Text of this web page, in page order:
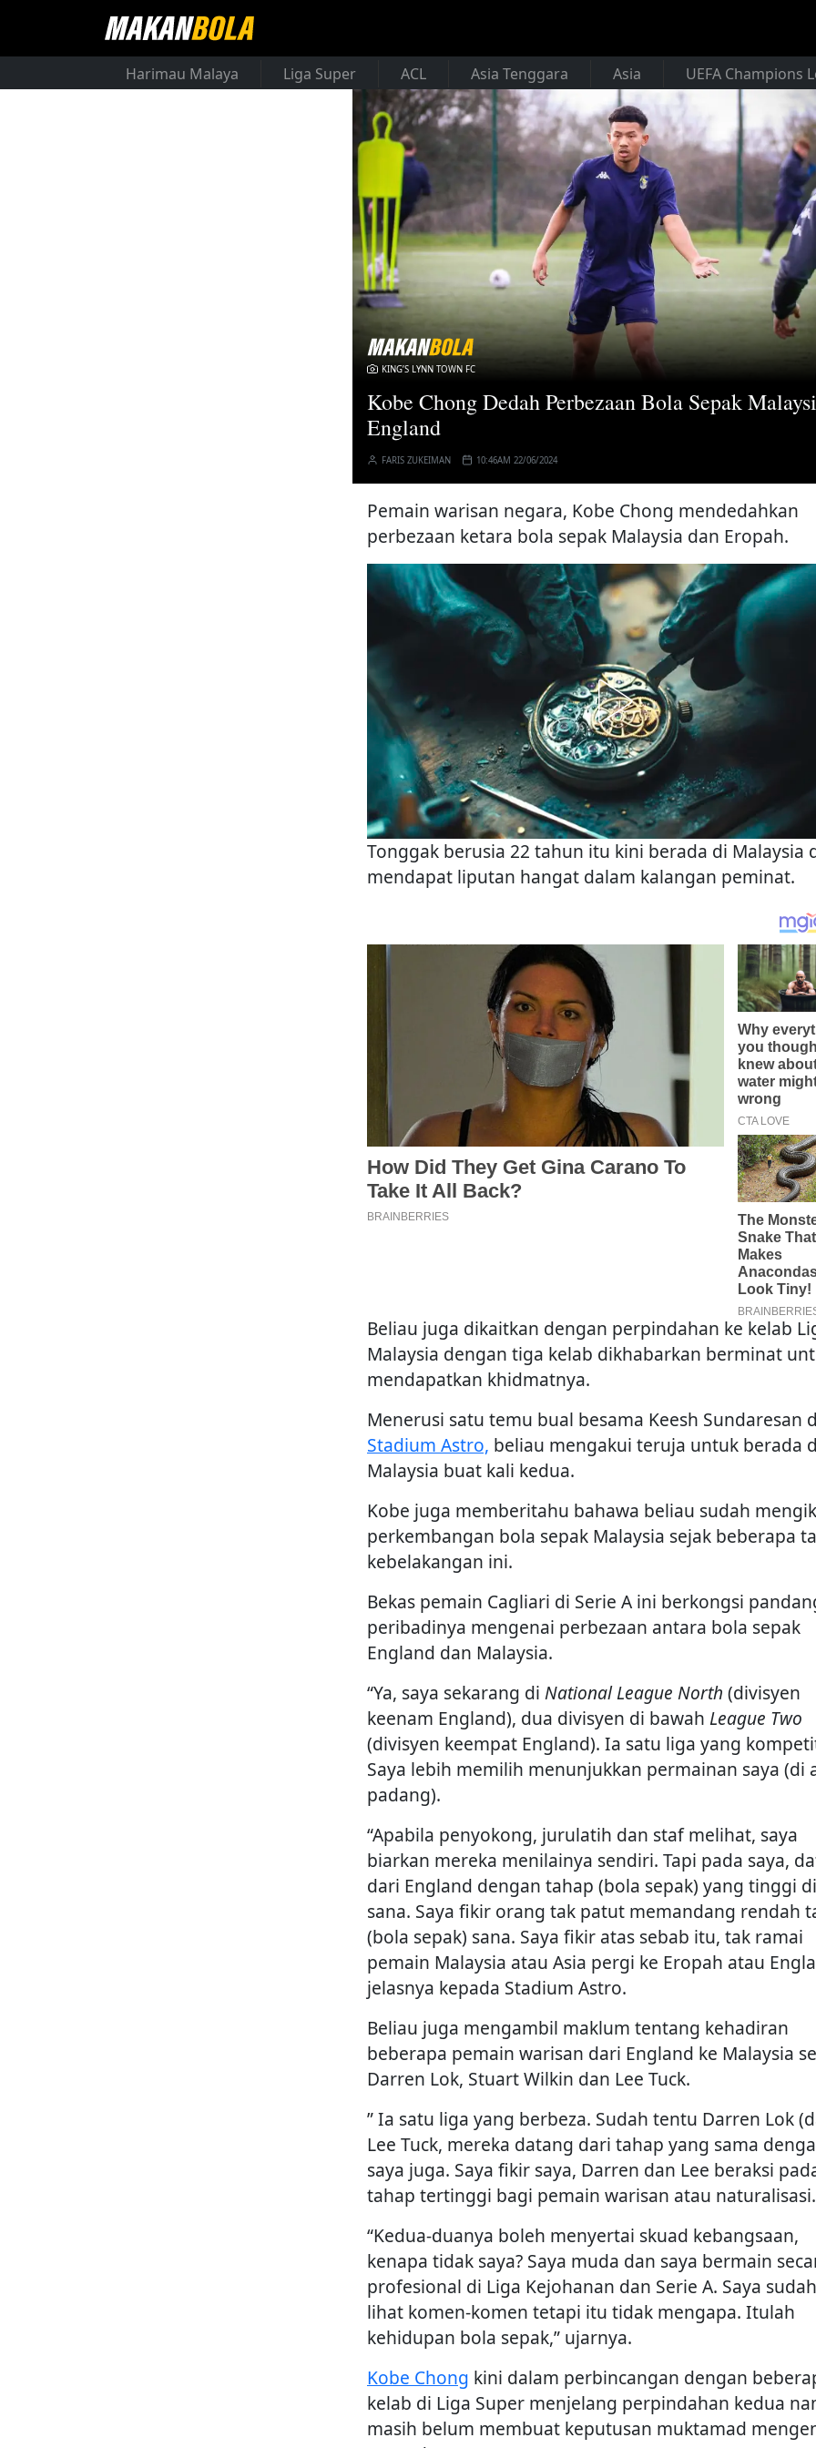
Harimau Malaya Liga Super ACL Asia Tenggara Asia UEFA Champions
KING’S LYNN TOWN FC
Kobe Chong Dedah Perbezaan Bola Sepak
England
FARIS ZUKEIMAN 10:46AM 22/06/2024
Pemain warisan negara, Kobe Chong mendedahkan
perbezaan ketara bola sepak Malaysia dan Eropah.
Tonggak berusia 22 tahun itu kini berada di Malaysia
mendapat liputan hangat dalam kalangan peminat.
Beliau juga dikaitkan dengan perpindahan ke kelab
Malaysia dengan tiga kelab dikhabarkan berminat
mendapatkan khidmatnya.
Menerusi satu temu bual besama Keesh Sundaresan
Stadium Astro, beliau mengakui teruja untuk berada
Malaysia buat kali kedua.
Kobe juga memberitahu bahawa beliau sudah
perkembangan bola sepak Malaysia sejak beberapa
kebelakangan ini.
Bekas pemain Cagliari di Serie A ini berkongsi
peribadinya mengenai perbezaan antara bola sepak
England dan Malaysia.
“Ya, saya sekarang di National League North (divisyen
keenam England), dua divisyen di bawah League Two
(divisyen keempat England). Ia satu liga yang
Saya lebih memilih menunjukkan permainan saya (di
padang).
“Apabila penyokong, jurulatih dan staf melihat, saya
biarkan mereka menilainya sendiri. Tapi pada saya,
dari England dengan tahap (bola sepak) yang tinggi di
sana. Saya fikir orang tak patut memandang rendah
(bola sepak) sana. Saya fikir atas sebab itu, tak ramai
pemain Malaysia atau Asia pergi ke Eropah atau
jelasnya kepada Stadium Astro.
Beliau juga mengambil maklum tentang kehadiran
beberapa pemain warisan dari England ke Malaysia
Darren Lok, Stuart Wilkin dan Lee Tuck.
” Ia satu liga yang berbeza. Sudah tentu Darren Lok
Lee Tuck, mereka datang dari tahap yang sama
saya juga. Saya fikir saya, Darren dan Lee beraksi
tahap tertinggi bagi pemain warisan atau naturalisasi.
“Kedua-duanya boleh menyertai skuad kebangsaan,
kenapa tidak saya? Saya muda dan saya bermain
profesional di Liga Kejohanan dan Serie A. Saya sudah
lihat komen-komen tetapi itu tidak mengapa. Itulah
kehidupan bola sepak,” ujarnya.
Kobe Chong kini dalam perbincangan dengan
kelab di Liga Super menjelang perpindahan kedua
masih belum membuat keputusan muktamad